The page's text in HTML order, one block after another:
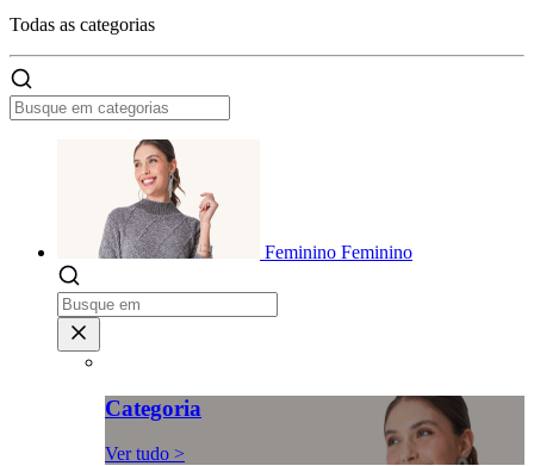
Todas as categorias
Feminino Feminino
Categoria
Ver tudo >